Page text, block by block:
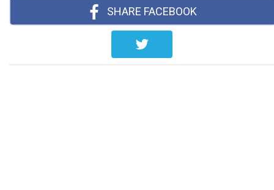
SHARE FACEBOOK